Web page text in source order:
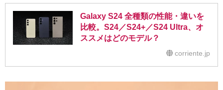
Galaxy S24 全種類の性能・違いを
比較。S24／S24+／S24 Ultra、オ
ススメはどのモデル？
corriente.jp